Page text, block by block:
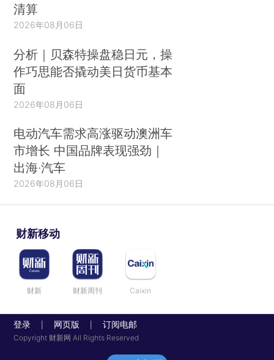
清算
2026年08月06日
分析｜贝森特操盘稳日元，操
作巧思能否撬动美日货币基本
面
2026年08月06日
电动汽车需求高涨驱动澳洲车
市增长 中国品牌表现强劲｜
出海·汽车
2026年08月06日
财新移动
财新 财新周刊 Caixin
登录 网页版 订阅电邮
Copyright 财新网 All Rights Reserved